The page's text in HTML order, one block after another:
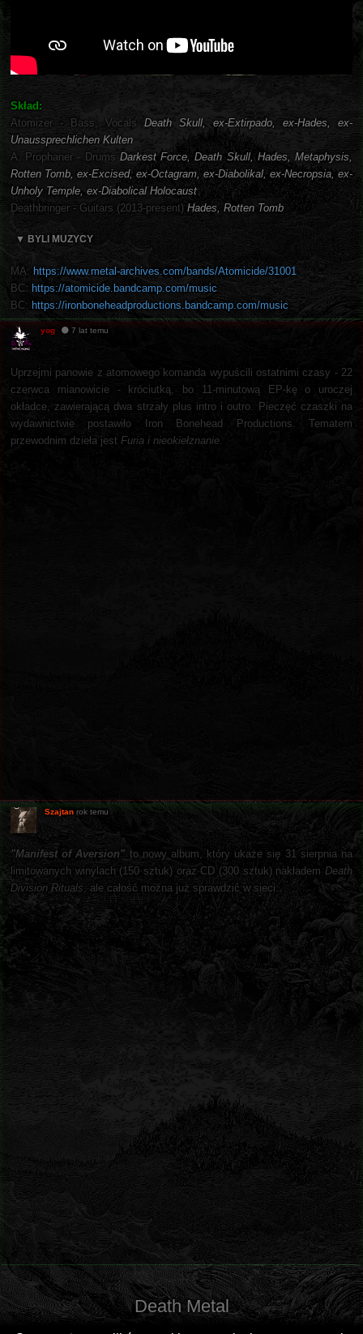
Skład:
Atomizer - Bass, Vocals Death Skull, ex-Extirpado, ex-Hades, ex-
Unaussprechlichen Kulten
A. Prophaner - Drums Darkest Force, Death Skull, Hades, Metaphysis,
Rotten Tomb, ex-Excised, ex-Octagram, ex-Diabolikal, ex-Necropsia, ex-
Unholy Temple, ex-Diabolical Holocaust
Deathbringer - Guitars (2013-present) Hades, Rotten Tomb
▼ BYLI MUZYCY
MA: https://www.metal-archives.com/bands/Atomicide/31001
BC: https://atomicide.bandcamp.com/music
BC: https://ironboneheadproductions.bandcamp.com/music
yog 7 lat temu
Uprzejmi panowie z atomowego komanda wypuścili ostatnimi czasy - 22
czerwca mianowicie - króciutką, bo 11-minutową EP-kę o uroczej
okładce, zawierającą dwa strzały plus intro i outro. Pieczęć czaszki na
wydawnictwie postawiło Iron Bonehead Productions. Tematem
przewodnim dzieła jest Furia i nieokiełznanie
Szajtan rok temu
"Manifest of Aversion" to nowy album, który ukaże się 31 sierpnia na
limitowanych winylach (150 sztuk) oraz CD (300 sztuk) nakładem Death
Division Rituals , ale całość można już sprawdzić w sieci.
Death Metal